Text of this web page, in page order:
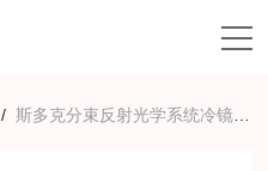
/斯多克分束反射光学系统冷镜式露点仪